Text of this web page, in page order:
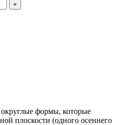
формы, которые
плоскости (одного осеннего